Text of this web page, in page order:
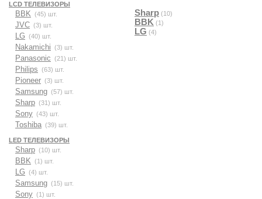
LCD ТЕЛЕВИЗОРЫ
BBK (45) шт.
JVC (3) шт.
LG (40) шт.
Nakamichi (3) шт.
Panasonic (21) шт.
Philips (63) шт.
Pioneer (3) шт.
Samsung (57) шт.
Sharp (31) шт.
Sony (43) шт.
Toshiba (39) шт.
LED ТЕЛЕВИЗОРЫ
Sharp (10) шт.
BBK (1) шт.
LG (4) шт.
Samsung (15) шт.
Sony (1) шт.
Sharp (10)
BBK (1)
LG (4)